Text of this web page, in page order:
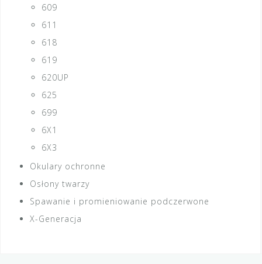
609
611
618
619
620UP
625
699
6X1
6X3
Okulary ochronne
Osłony twarzy
Spawanie i promieniowanie podczerwone
X-Generacja